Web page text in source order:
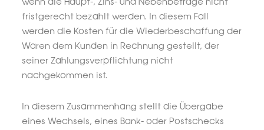
fristgerecht bezahlt werden. In diesem Fall
werden die Kosten für die Wiederbeschaffung der
Waren dem Kunden in Rechnung gestellt, der
seiner Zahlungsverpflichtung nicht
nachgekommen ist.
In diesem Zusammenhang stellt die Übergabe
eines Wechsels, eines Bank- oder Postschecks